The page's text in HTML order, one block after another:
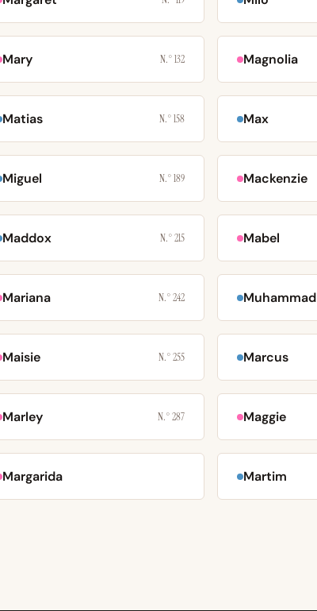
Mary N.° 132 Magnolia
Matias N.° 158 Max
Miguel N.° 189 Mackenzie
Maddox N.° 215 Mabel
Mariana N.° 242 Muhammad
Maisie N.° 255 Marcus
Marley N.° 287 Maggie
Margarida Martim